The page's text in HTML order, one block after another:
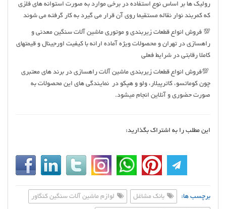
رولیک ها بر اساس نوع استفاده در برخی موارد به صورت استوانه های فلزی
که کمربند نوار نقاله مستقیما روی آن قرار می گیرد به کار گرفته می شوند
💯 فروش انواع قطعات زيربندي و موتوري ماشين آلات سنگين معدني و
راهسازي در تهران و محصولات ويژه آماده ارائه با كيفيت اورجينال و قيمتهاي
كاملا رقابتي در شرايط فعلي
💯فروش انواع قطعات زیربندی ماشین آلات راهسازی در برند های معتبری
چون کوماتسو، کاترپیلار، ولو و هپکو در نمایندگی های این محصولات به
صورت حضوری و آنلاین انجام میشود.
این مطلب را به اشتراک بگذارید:
برچسب ها: بانک مشاغل لوازم ماشین آلات سنگین کنگاور